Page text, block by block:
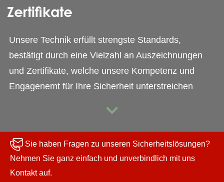
Zertifikate
Unsere Technik erfüllt strengste Standards,
bestätigt durch eine Vielzahl an Auszeichnungen
und Zertifikate, welche unsere Kompetenz und
Engagenemt für Ihre Sicherheit unterstreichen
Sie haben Fragen zu unseren Sicherheitslösungen?
Nehmen Sie ganz einfach und unverbindlich mit uns
Kontakt auf.